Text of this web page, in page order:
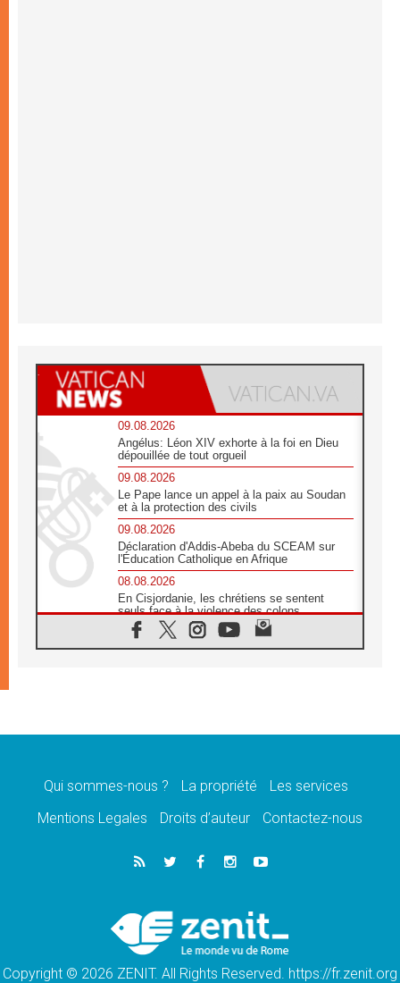
09.08.2026
Angélus: Léon XIV exhorte à la foi en Dieu
dépouillée de tout orgueil
09.08.2026
Le Pape lance un appel à la paix au Soudan
et à la protection des civils
09.08.2026
Déclaration d'Addis-Abeba du SCEAM sur
l'Éducation Catholique en Afrique
08.08.2026
En Cisjordanie, les chrétiens se sentent
seuls face à la violence des colons
08.08.2026
Léon XIV au sanctuaire de Notre Dame du
08.08.2026
08.08.2026
catholiques
Au Bangladesh, l'Église accompagne les
Dalits sur le chemin de la dignité
Philippines: le vicariat apostolique de
Calapan devient un diocèse
Qui sommes-nous ? La propriété
Les services
Mentions Legales
Droits d’auteur Contactez-nous
Copyright © 2026 ZENIT. All Rights Reserved. https://fr.zenit.org